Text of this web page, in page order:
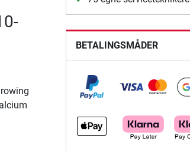
BETALINGSMÅDER